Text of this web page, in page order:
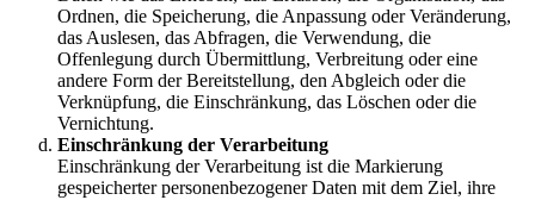
Ordnen, die Speicherung, die Anpassung oder Veränderung,
das Auslesen, das Abfragen, die Verwendung, die
Offenlegung durch Übermittlung, Verbreitung oder eine
andere Form der Bereitstellung, den Abgleich oder die
Verknüpfung, die Einschränkung, das Löschen oder die
Vernichtung.
Einschränkung der Verarbeitung
Einschränkung der Verarbeitung ist die Markierung
gespeicherter personenbezogener Daten mit dem Ziel, ihre